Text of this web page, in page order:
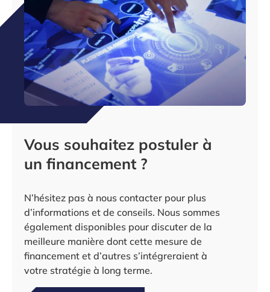
Vous souhaitez postuler à
un financement ?
N’hésitez pas à nous contacter pour plus
d’informations et de conseils. Nous sommes
également disponibles pour discuter de la
meilleure manière dont cette mesure de
financement et d’autres s’intégreraient à
votre stratégie à long terme.